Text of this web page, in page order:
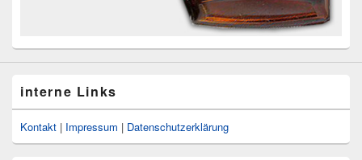
interne Links
Kontakt | Impressum | Datenschutzerklärung